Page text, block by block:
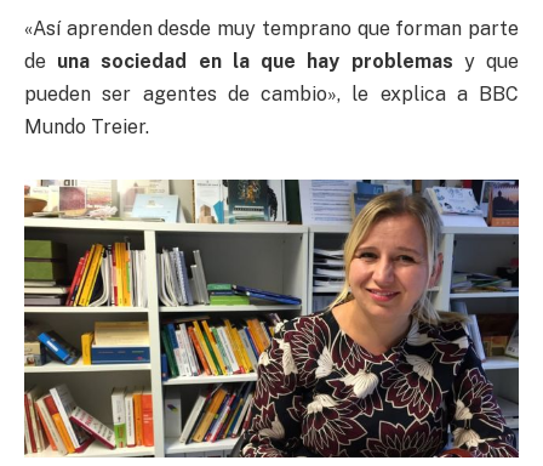
«Así aprenden desde muy temprano que forman parte
de una sociedad en la que hay problemas y que
pueden ser agentes de cambio», le explica a BBC
Mundo Treier.